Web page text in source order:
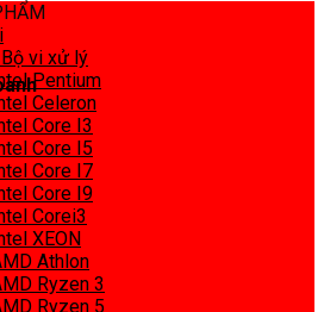
vi xử lý
Pentium
Celeron
Core I3
Core I5
Core I7
Core I9
Corei3
XEON
Athlon
Ryzen 3
Ryzen 5